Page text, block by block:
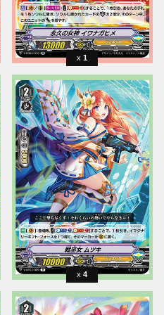
1
4